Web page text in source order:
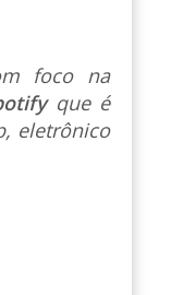
foco na
que é
eletrônico